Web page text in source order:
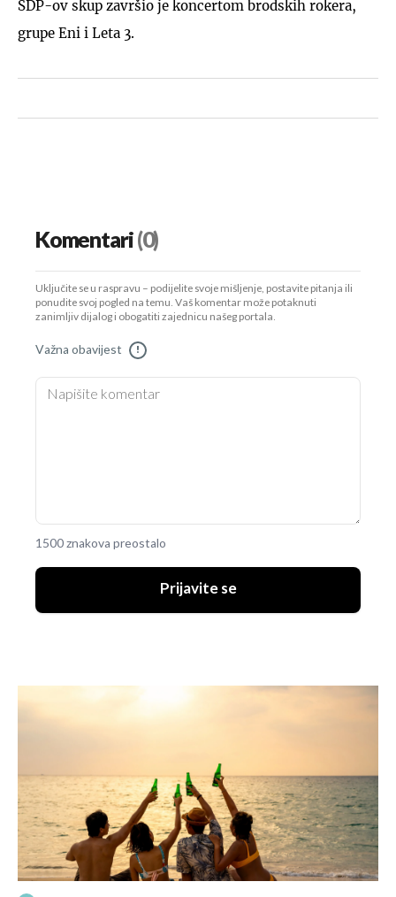
SDP-ov skup završio je koncertom brodskih rokera,
grupe Eni i Leta 3.
Komentari(0)
Uključite se u raspravu – podijelite svoje mišljenje, postavite pitanja ili
ponudite svoj pogled na temu. Vaš komentar može potaknuti
zanimljiv dijalog i obogatiti zajednicu našeg portala.
Važna obavijest !
1500 znakova preostalo
Prijavite se